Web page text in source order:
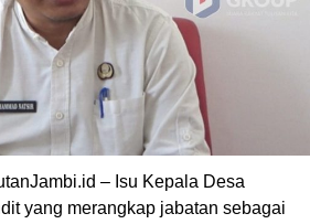
– Isu Kepala Desa
yang merangkap jabatan sebagai